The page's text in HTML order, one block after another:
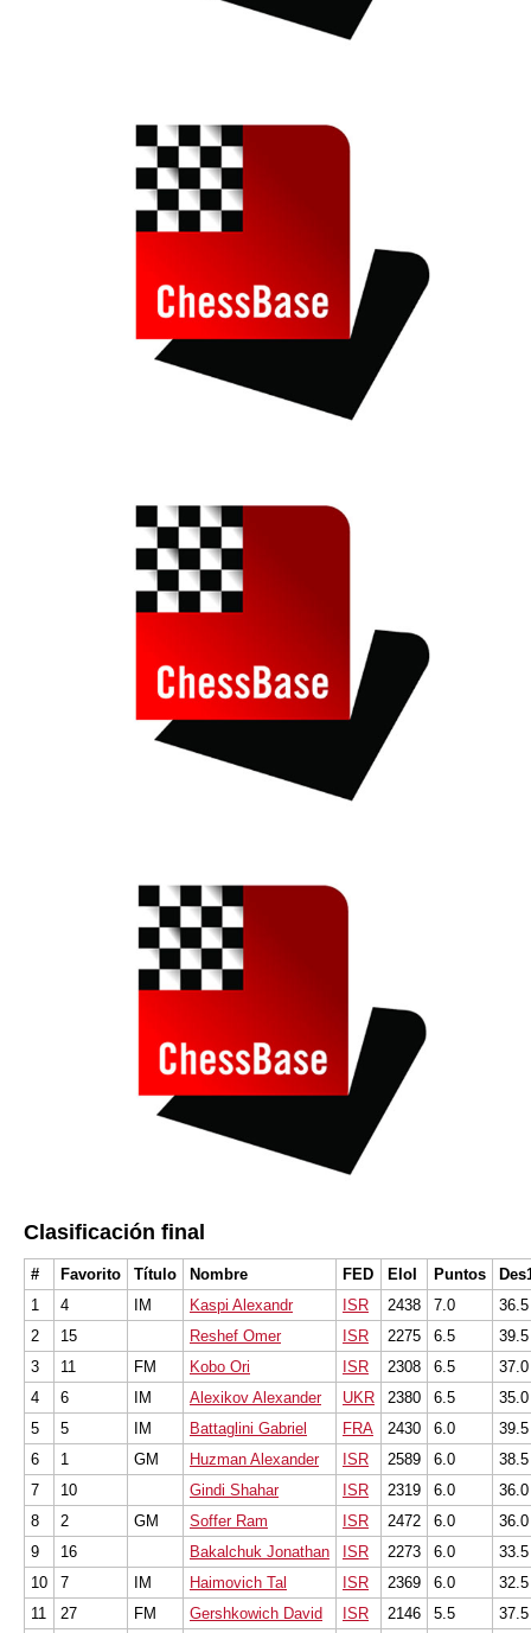
Clasificación final
# Favorito Título Nombre FED EloI Puntos
1
4 IM Kaspi Alexandr ISR 2438 7.0
36.5
2
15 Reshef Omer ISR 2275 6.5
39.5
3
11 FM Kobo Ori ISR 2308 6.5
37.0
4
6 IM Alexikov Alexander UKR 2380 6.5
35.0
5
5 IM Battaglini Gabriel FRA 2430 6.0
39.5
6
1 GM Huzman Alexander ISR 2589 6.0
38.5
7
10 Gindi Shahar ISR 2319 6.0
36.0
8
2 GM Soffer Ram ISR 2472 6.0
36.0
9
16 Bakalchuk Jonathan ISR 2273 6.0
33.5
10
7 IM Haimovich Tal ISR 2369 6.0
32.5
11
27 FM Gershkowich David ISR 2146 5.5
37.5